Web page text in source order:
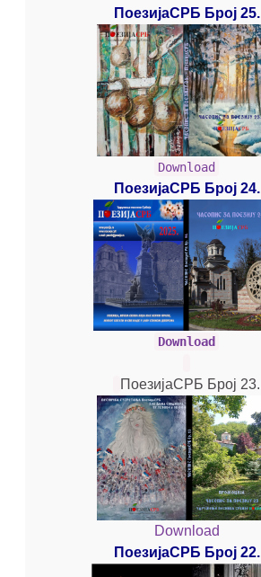
ПоезијаСРБ Број 25.
Download
ПоезијаСРБ Број 24.
Download
ПоезијаСРБ Број 23.
Download
ПоезијаСРБ Број 22.